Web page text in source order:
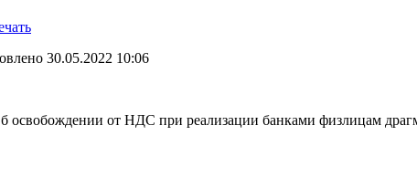
30.05.2022 10:06
освобождении от НДС при реализации банками физлицам